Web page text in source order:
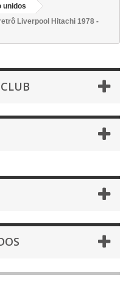
unidos
Liverpool Hitachi 1978 -